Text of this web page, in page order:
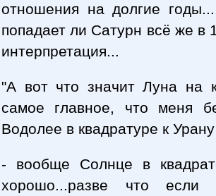
отношения на долгие
попадает ли Сатурн всё же в
интерпретация...
"А вот что значит Луна на
самое главное, что меня
Водолее в квадратуре к
- вообще Солнце в
хорошо...разве что